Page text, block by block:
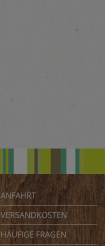
ANFAHRT
VERSANDKOSTEN
HÄUFIGE FRAGEN